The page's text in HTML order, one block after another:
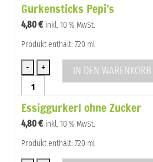
Menge
Gurkensticks Pepi’s
4,80€ inkl. 10 % MwSt.
Produkt enthält: 720 ml
Gurkensticks
Pepi's
Menge
IN DEN WARENKORB
Essiggurkerl ohne Zucker
4,80€ inkl. 10 % MwSt.
Produkt enthält: 720 ml